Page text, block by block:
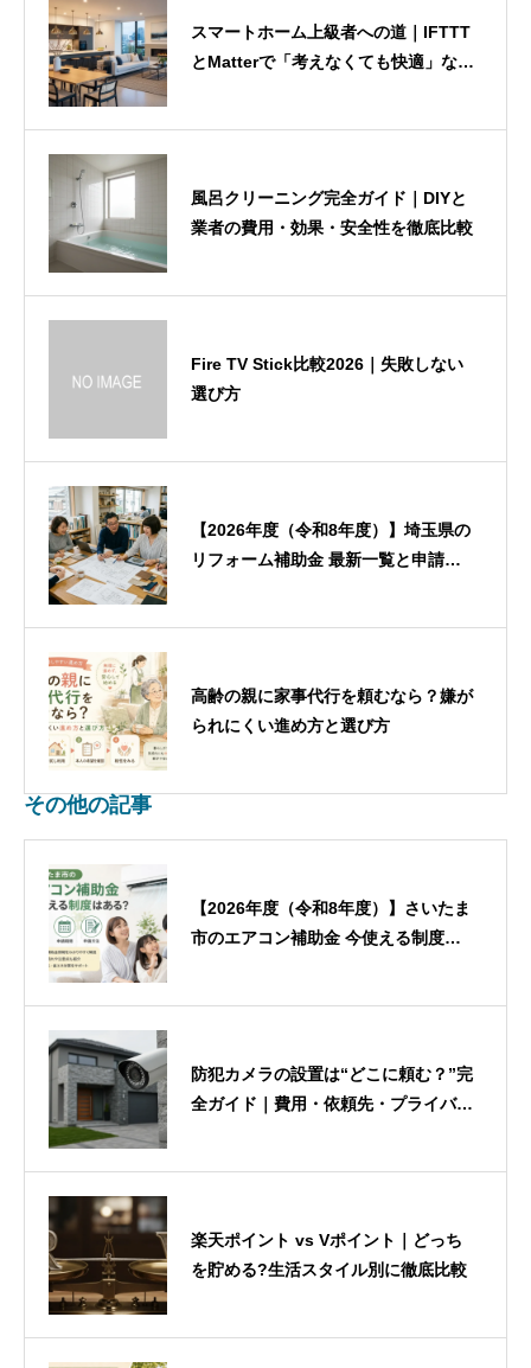
スマートホーム上級者への道｜IFTTT
とMatterで「考えなくても快適」な家
風呂クリーニング完全ガイド｜DIYと
業者の費用・効果・安全性を徹底比較
Fire TV Stick比較2026｜失敗しない
選び方
【2026年度（令和8年度）】埼玉県の
リフォーム補助金 最新一覧と申請の
高齢の親に家事代行を頼むなら？嫌が
られにくい進め方と選び方
その他の記事
【2026年度（令和8年度）】さいたま
市のエアコン補助金 今使える制度
防犯カメラの設置は“どこに頼む？”完
全ガイド｜費用・依頼先・プライバシ
楽天ポイント vs Vポイント｜どっち
を貯める?生活スタイル別に徹底比較